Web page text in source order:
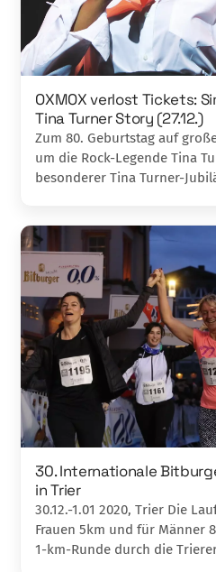
OXMOX verlost Tickets:
Tina Turner Story (27.12.)
Zum 80. Geburtstag auf
um die Rock-Legende Tina
besonderer Tina Turner-
30. Internationale
in Trier
30.12.-1.01 2020, Trier Die
Frauen 5km und für Männer
1-km-Runde durch die